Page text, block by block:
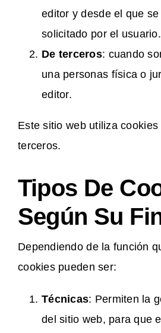
editor y desde el que
solicitado por el usuario.
De terceros: cuando
una personas física o
editor.
Este sitio web utiliza
terceros.
Tipos De
Según Su
Dependiendo de la función
cookies pueden ser:
Técnicas: Permiten la
del sitio web, para que